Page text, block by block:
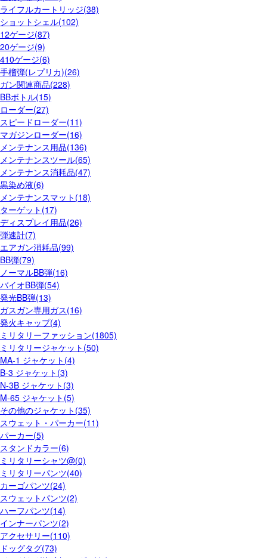
ライフルカートリッジ(38)
ショットシェル(102)
12ゲージ(87)
20ゲージ(9)
410ゲージ(6)
手榴弾(レプリカ)(26)
ガン関連商品(228)
BBボトル(15)
ローダー(27)
スピードローダー(11)
マガジンローダー(16)
メンテナンス用品(136)
メンテナンスツール(65)
メンテナンス消耗品(47)
黒染め液(6)
メンテナンスマット(18)
ターゲット(17)
ディスプレイ用品(26)
弾速計(7)
エアガン消耗品(99)
BB弾(79)
ノーマルBB弾(16)
バイオBB弾(54)
発光BB弾(13)
ガスガン専用ガス(16)
発火キャップ(4)
ミリタリーファッション(1805)
ミリタリージャケット(50)
MA-1 ジャケット(4)
B-3 ジャケット(3)
N-3B ジャケット(3)
M-65 ジャケット(5)
その他のジャケット(35)
スウェット・パーカー(11)
パーカー(5)
スタンドカラー(6)
ミリタリーシャツ@(0)
ミリタリーパンツ(40)
カーゴパンツ(24)
スウェットパンツ(2)
ハーフパンツ(14)
インナーパンツ(2)
アクセサリー(110)
ドッグタグ(73)